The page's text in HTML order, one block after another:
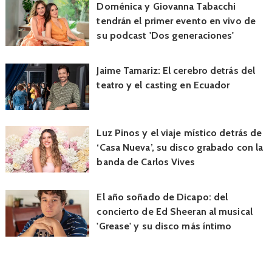
Doménica y Giovanna Tabacchi
tendrán el primer evento en vivo de
su podcast 'Dos generaciones'
Jaime Tamariz: El cerebro detrás del
teatro y el casting en Ecuador
Luz Pinos y el viaje místico detrás de
‘Casa Nueva’, su disco grabado con la
banda de Carlos Vives
El año soñado de Dicapo: del
concierto de Ed Sheeran al musical
'Grease' y su disco más íntimo